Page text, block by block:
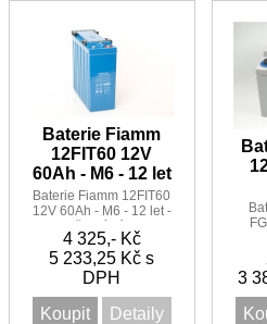
Baterie Fiamm
12FIT60 12V
60Ah - M6 - 12 let
Baterie Fiamm 12FIT60
12V 60Ah - M6 - 12 let -
přední póly
4 325,- Kč
5 233,25 Kč s
DPH
Koupit
Detaily
3